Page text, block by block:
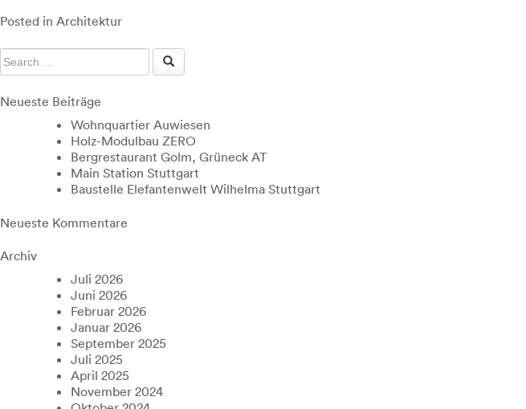
Posted in Architektur
Neueste Beiträge
Wohnquartier Auwiesen
Holz-Modulbau ZERO
Bergrestaurant Golm, Grüneck AT
Main Station Stuttgart
Baustelle Elefantenwelt Wilhelma Stuttgart
Neueste Kommentare
Archiv
Juli 2026
Juni 2026
Februar 2026
Januar 2026
September 2025
Juli 2025
April 2025
November 2024